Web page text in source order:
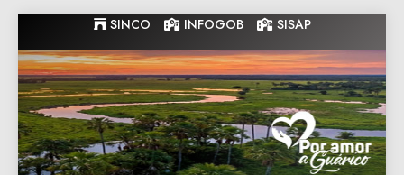
to
content
SINCO INFOGOB SISAP
Gobernacion
de Guarico
Gobernacion de Guarico